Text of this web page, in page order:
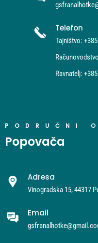
Telefon
Tajništvo:
Ravnatelj:
PODRUČNI
Popovača
Adresa
Vinogradska 15, 44317
Email